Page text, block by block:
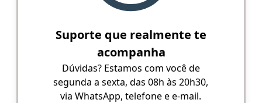
Suporte que realmente te
acompanha
Dúvidas? Estamos com você de
segunda a sexta, das 08h às 20h30,
via WhatsApp, telefone e e-mail.